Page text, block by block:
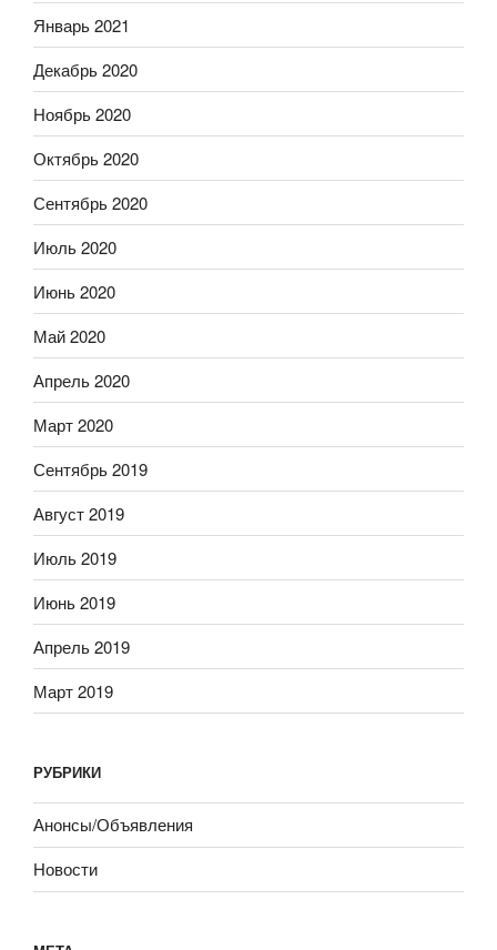
Январь 2021
Декабрь 2020
Ноябрь 2020
Октябрь 2020
Сентябрь 2020
Июль 2020
Июнь 2020
Май 2020
Апрель 2020
Март 2020
Сентябрь 2019
Август 2019
Июль 2019
Июнь 2019
Апрель 2019
Март 2019
РУБРИКИ
Анонсы/Объявления
Новости